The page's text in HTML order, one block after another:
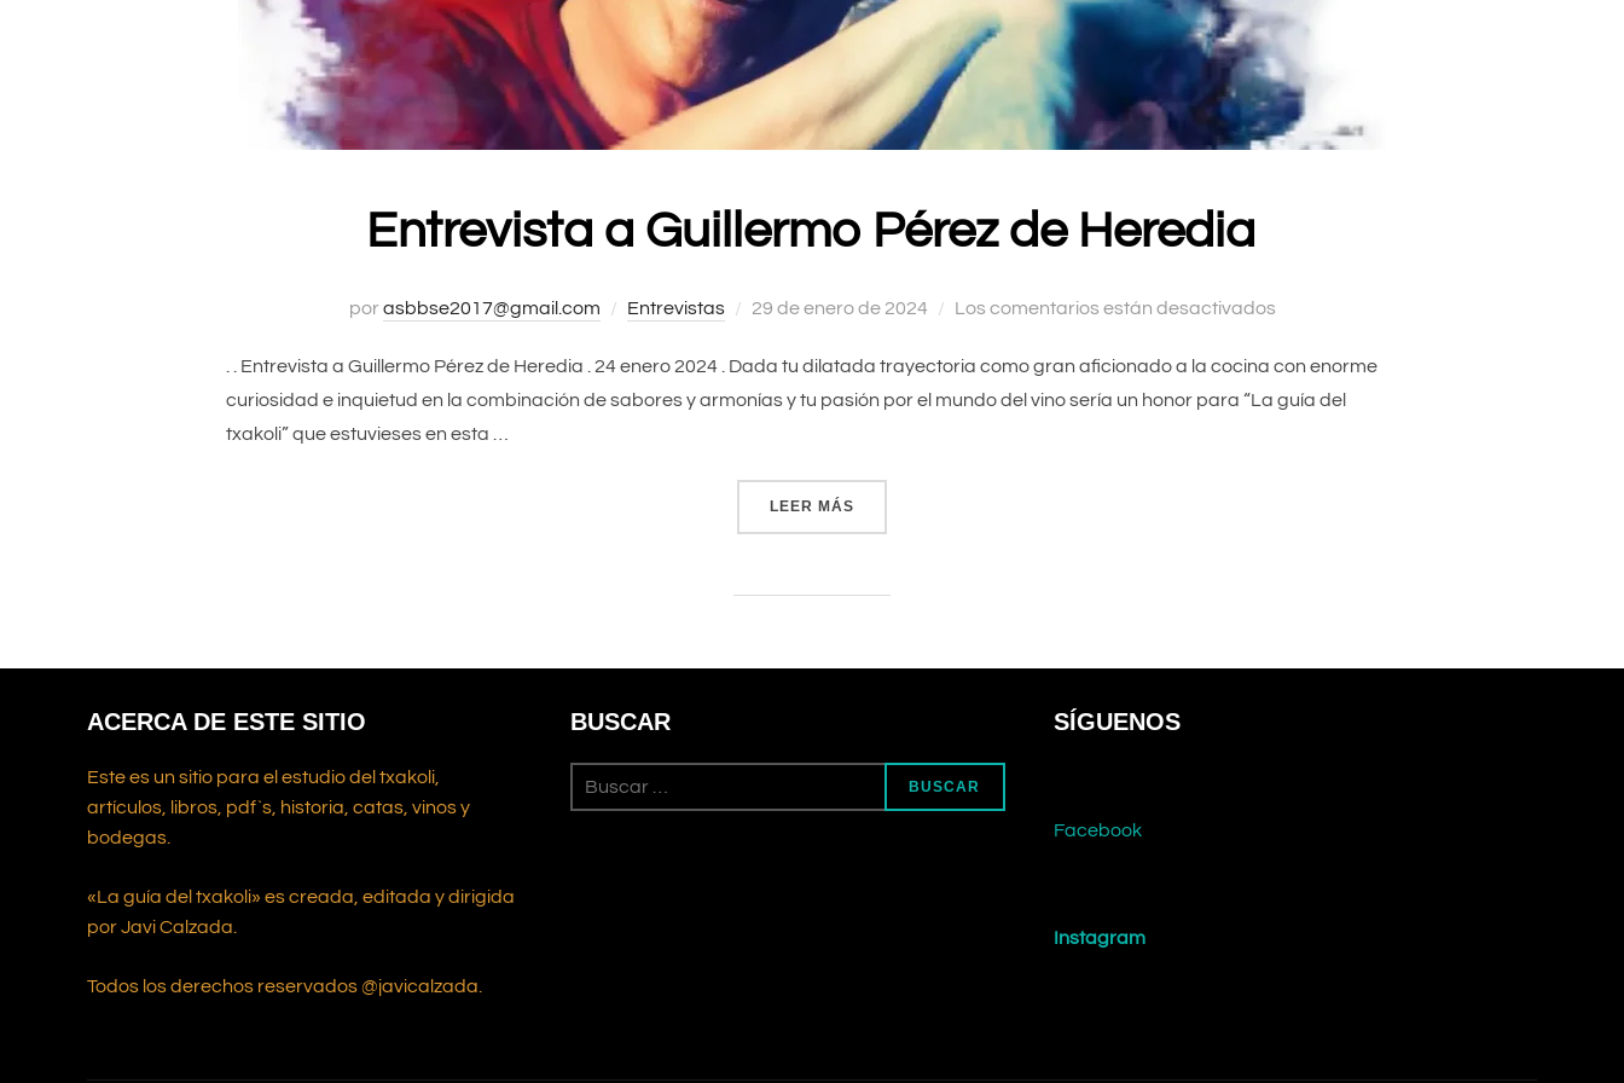
Entrevista a Guillermo Pérez de Heredia
porasbbse2017@gmail.com Entrevistas
Publicado
29 de enero de 2024 Los comentarios están desactivados
. . Entrevista a Guillermo Pérez de Heredia . 24 enero 2024 . Dada tu dilatada trayectoria como gran aficionado a la cocina con enorme
curiosidad e inquietud en la combinación de sabores y armonías y tu pasión por el mundo del vino sería un honor para “La guía del
txakoli” que estuvieses en esta …
LEER MÁS
ACERCA DE ESTE SITIO
Este es un sitio para el estudio del txakoli,
artículos, libros, pdf`s, historia, catas, vinos y
bodegas.
«La guía del txakoli» es creada, editada y dirigida
por Javi Calzada.
Todos los derechos reservados @javicalzada.
BUSCAR
Buscar: BUSCAR
SÍGUENOS
Facebook
Instagram